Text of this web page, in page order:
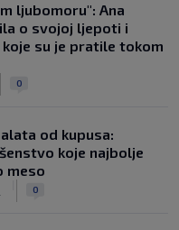
ljubomoru": Ana
o svojoj ljepoti i
su je pratile tokom
0
od kupusa:
koje najbolje
meso
0